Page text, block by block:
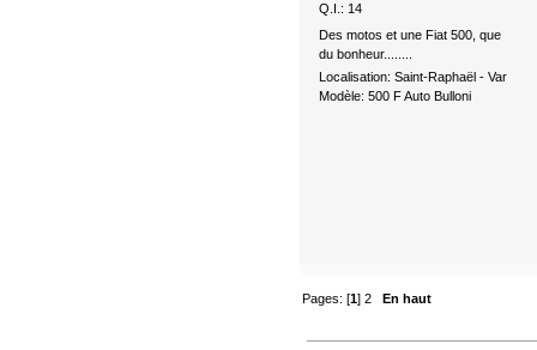
Q.I.: 14
Des motos et une Fiat 500, que
du bonheur........
Localisation: Saint-Raphaël - Var
Modèle: 500 F Auto Bulloni
Pages: [1]2 En haut